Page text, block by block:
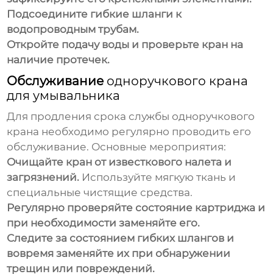
Подсоедините гибкие шланги к
водопроводным трубам.
Откройте подачу воды и проверьте кран на
наличие протечек.
Обслуживание одноручкового крана
для умывальника
Для продления срока службы одноручкового
крана необходимо регулярно проводить его
обслуживание. Основные мероприятия:
Очищайте кран от известкового налета и
загрязнений. Используйте мягкую ткань и
специальные чистящие средства.
Регулярно проверяйте состояние картриджа и
при необходимости заменяйте его.
Следите за состоянием гибких шлангов и
вовремя заменяйте их при обнаружении
трещин или повреждений.